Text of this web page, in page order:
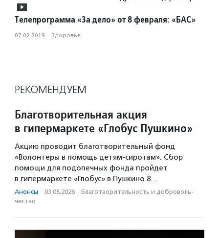
Телепрограмма «За дело» от 8 февраля: «БАС»
07.02.2019 · Здоровье
РЕКОМЕНДУЕМ
Благотворительная акция
в гипермаркете «Глобус Пушкино»
Акцию проводит благотворительный фонд
«Волонтеры в помощь детям-сиротам». Сбор
помощи для подопечных фонда пройдет
в гипермаркете «Глобус» в Пушкино 8…
Анонсы · 03.08.2026 · Благотвори­тель­ность и доброволь­
чест­во